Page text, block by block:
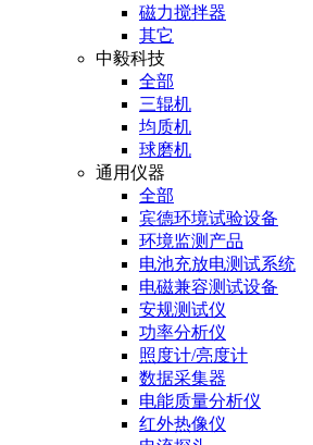
磁力搅拌器
其它
中毅科技
全部
三辊机
均质机
球磨机
通用仪器
全部
宾德环境试验设备
环境监测产品
电池充放电测试系统
电磁兼容测试设备
安规测试仪
功率分析仪
照度计/亮度计
数据采集器
电能质量分析仪
红外热像仪